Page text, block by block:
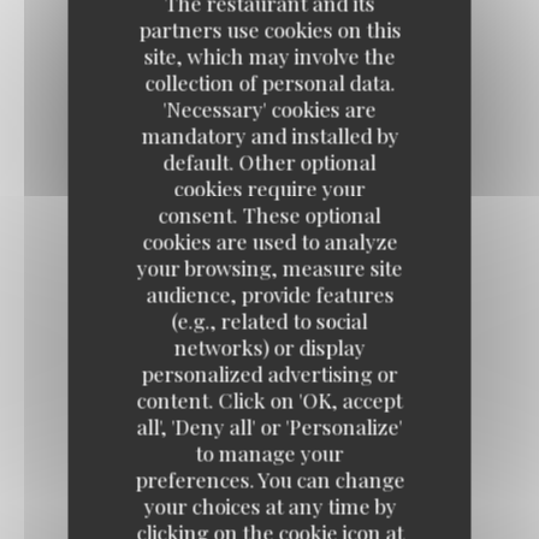
partners use cookies on this
site, which may involve the
collection of personal data.
'Necessary' cookies are
mandatory and installed by
default. Other optional
cookies require your
consent. These optional
cookies are used to analyze
your browsing, measure site
audience, provide features
(e.g., related to social
networks) or display
personalized advertising or
content. Click on 'OK, accept
all', 'Deny all' or 'Personalize'
to manage your
preferences. You can change
your choices at any time by
clicking on the cookie icon at
BRIOCHE PERDUE
6,90 EUR
PROFITEROLES
9,00 EUR
DESSERT DU JOUR
CAFÉ GOURMAND
8,00 EUR
THÉ GOURMAND
8,00 EUR
Estaminet Les quatre Chemins